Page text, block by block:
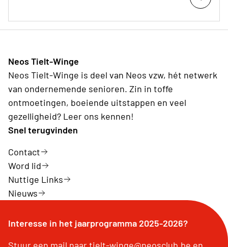
Neos Tielt-Winge
Neos Tielt-Winge is deel van Neos vzw, hét netwerk
van ondernemende senioren. Zin in toffe
ontmoetingen, boeiende uitstappen en veel
gezelligheid? Leer ons kennen!
Snel terugvinden
Contact
Word lid
Nuttige Links
Nieuws
Interesse in het jaarprogramma 2025-2026?